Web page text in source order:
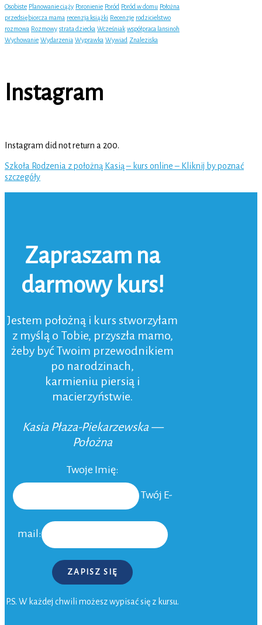
Osobiste Planowanie ciąży Poronienie Poród Poród w domu Położna
przedsiębiorcza mama recenzja książki Recenzje rodzicielstwo
rozmowa Rozmowy strata dziecka Wcześniak współpraca lansinoh
Wychowanie Wydarzenia Wyprawka Wywiad Znaleziska
Instagram
Instagram did not return a 200.
Szkoła Rodzenia z położną Kasią – kurs online – Kliknij by poznać
szczegóły
Zapraszam na
darmowy kurs!
Jestem położną i kurs stworzyłam
z myślą o Tobie, przyszła mamo,
żeby być Twoim przewodnikiem
po narodzinach,
karmieniu piersią i
macierzyństwie.
Kasia Płaza-Piekarzewska —
Położna
Twoje Imię:
Twój E-
mail:
ZAPISZ SIĘ
P.S. W każdej chwili możesz wypisać się z kursu.